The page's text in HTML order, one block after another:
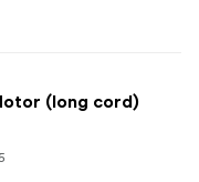
(long cord)